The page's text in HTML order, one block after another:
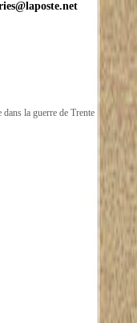
la guerre de Trente